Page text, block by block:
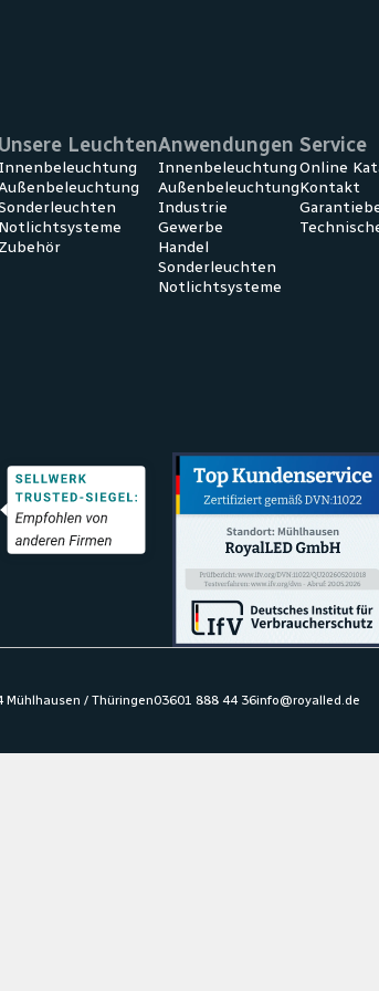
Unsere Leuchten
Innenbeleuchtung
Notlichtsysteme
Zubehör
Anwendungen
Innen­beleuchtung
Außen­beleuchtung
Industrie
Gewerbe
Handel
Sonder­leuchten
Notlicht­systeme
Service
Online
Kontakt
/ Thüringen03601 888 44 36info@royalled.de